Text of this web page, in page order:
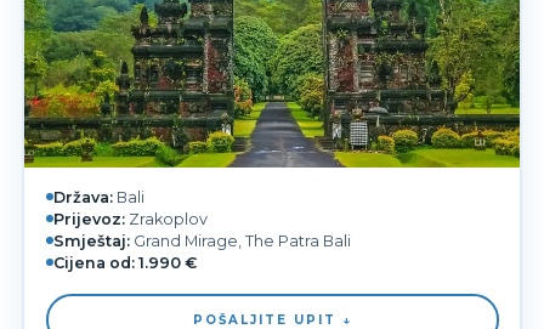
Država:Bali
Prijevoz:Zrakoplov
Smještaj:Grand Mirage, The Patra Bali
Cijena od: 1.990 €
POŠALJITE UPIT ↓